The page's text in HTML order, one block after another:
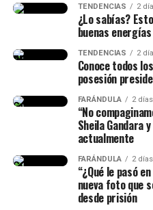
@isalavenezolanaate
dar vida es renacer, míralo
para hacerlo bien, o mejor
♬ original
ISABELLA
TENDENCIAS 2
¿Lo sabías?
buenas
TENDENCIAS 2
Conoce todos
posesión
FARÁNDULA 2
“No
Sheila Gandara
actualmente
FARÁNDULA 2
“¿Qué le pasó
nueva foto que
desde prisión